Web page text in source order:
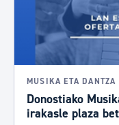
MUSIKA ETA DANTZA
Donostiako
irakasle plaza